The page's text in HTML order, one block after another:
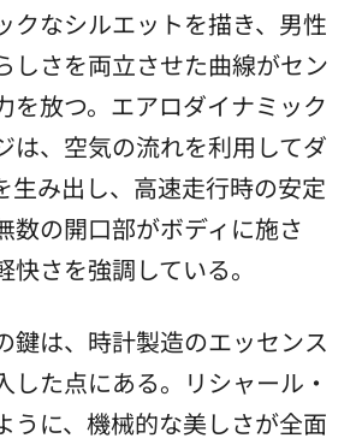
クなシルエットを描き、男性
しさを両立させた曲線がセン
を放つ。エアロダイナミック
は、空気の流れを利用してダ
生み出し、高速走行時の安定
数の開口部がボディに施さ
さを強調している。
鍵は、時計製造のエッセンス
した点にある。リシャール・
うに、機械的な美しさが全面